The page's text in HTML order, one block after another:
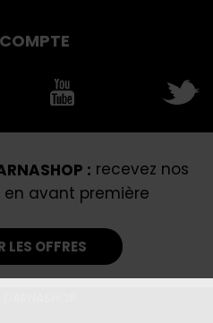
: recevez nos
avant première
LES OFFRES